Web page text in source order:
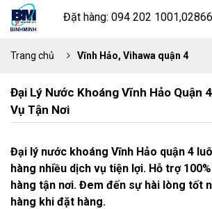
Đặt hàng: 094 202
Trang chủ Vĩnh Hảo, Vihawa quận 4
Đại Lý Nước Khoáng Vĩnh Hảo Quận
Vụ Tận Nơi
Đại lý nước khoáng Vĩnh Hảo quận 4
hàng nhiều dịch vụ tiện lợi. Hỗ trợ
hàng tận nơi. Đem đến sự hài lòng tốt
hàng khi đặt hàng.